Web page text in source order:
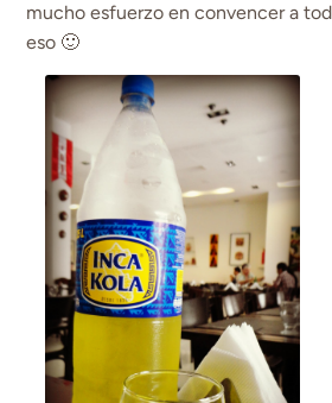
mucho esfuerzo en convencer a
eso 🙂